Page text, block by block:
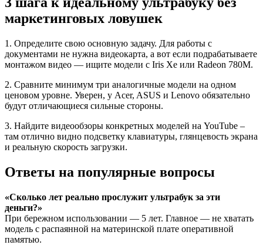
маркетинговых ловушек
1. Определите свою основную задачу. Для работы с
документами не нужна видеокарта, а вот если подрабатываете
монтажом видео — ищите модели с Iris Xe или Radeon 780M.
2. Сравните минимум три аналогичные модели на одном
ценовом уровне. Уверен, у Acer, ASUS и Lenovo обязательно
будут отличающиеся сильные стороны.
3. Найдите видеообзоры конкретных моделей на YouTube –
там отлично видно подсветку клавиатуры, глянцевость экрана
и реальную скорость загрузки.
Ответы на популярные вопросы
«Сколько лет реально прослужит ультрабук за эти
деньги?»
При бережном использовании — 5 лет. Главное — не хватать
модель с распаянной на материнской плате оперативной
памятью.